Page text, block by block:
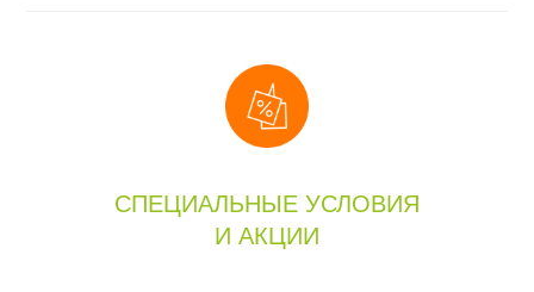
СПЕЦИАЛЬНЫЕ УСЛОВИЯ
И АКЦИИ